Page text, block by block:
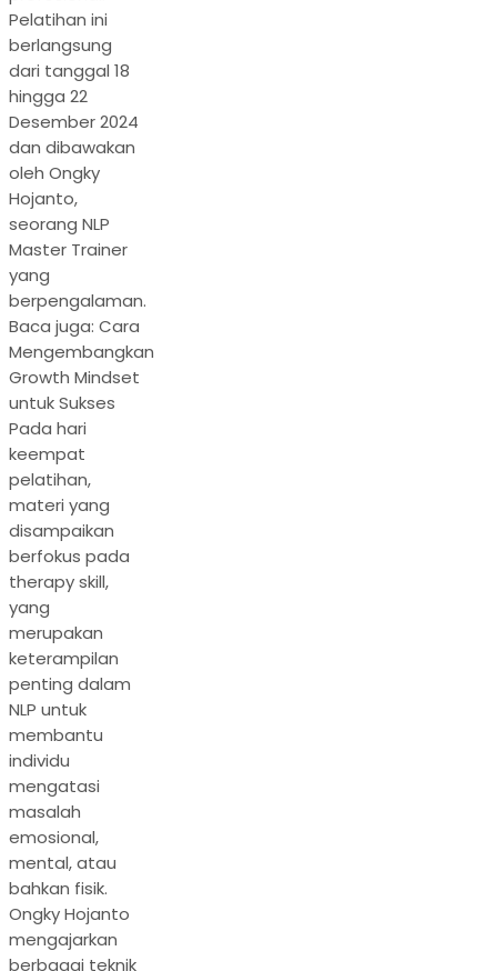
Pelatihan ini
berlangsung
dari tanggal 18
hingga 22
Desember 2024
dan dibawakan
oleh Ongky
Hojanto,
seorang NLP
Master Trainer
yang
berpengalaman.
Baca juga: Cara
Mengembangkan
Growth Mindset
untuk Sukses
Pada hari
keempat
pelatihan,
materi yang
disampaikan
berfokus pada
therapy skill,
yang
merupakan
keterampilan
penting dalam
NLP untuk
membantu
individu
mengatasi
masalah
emosional,
mental, atau
bahkan fisik.
Ongky Hojanto
mengajarkan
berbagai teknik